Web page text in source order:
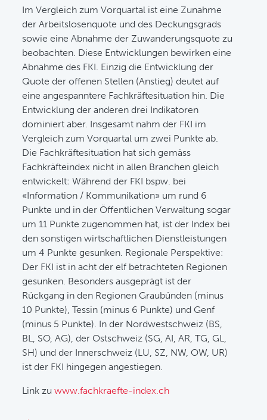
Im Vergleich zum Vorquartal ist eine Zunahme
der Arbeitslosenquote und des Deckungsgrads
sowie eine Abnahme der Zuwanderungsquote zu
beobachten. Diese Entwicklungen bewirken eine
Abnahme des FKI. Einzig die Entwicklung der
Quote der offenen Stellen (Anstieg) deutet auf
eine angespanntere Fachkräftesituation hin. Die
Entwicklung der anderen drei Indikatoren
dominiert aber. Insgesamt nahm der FKI im
Vergleich zum Vorquartal um zwei Punkte ab.
Die Fachkräftesituation hat sich gemäss
Fachkräfteindex nicht in allen Branchen gleich
entwickelt: Während der FKI bspw. bei
«Information / Kommunikation» um rund 6
Punkte und in der Öffentlichen Verwaltung sogar
um 11 Punkte zugenommen hat, ist der Index bei
den sonstigen wirtschaftlichen Dienstleistungen
um 4 Punkte gesunken. Regionale Perspektive:
Der FKI ist in acht der elf betrachteten Regionen
gesunken. Besonders ausgeprägt ist der
Rückgang in den Regionen Graubünden (minus
10 Punkte), Tessin (minus 6 Punkte) und Genf
(minus 5 Punkte). In der Nordwestschweiz (BS,
BL, SO, AG), der Ostschweiz (SG, AI, AR, TG, GL,
SH) und der Innerschweiz (LU, SZ, NW, OW, UR)
ist der FKI hingegen angestiegen.
Link zuwww.fachkraefte-index.ch